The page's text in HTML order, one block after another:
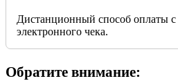
Дистанционный способ оплаты с
электронного чека.
Обратите внимание: